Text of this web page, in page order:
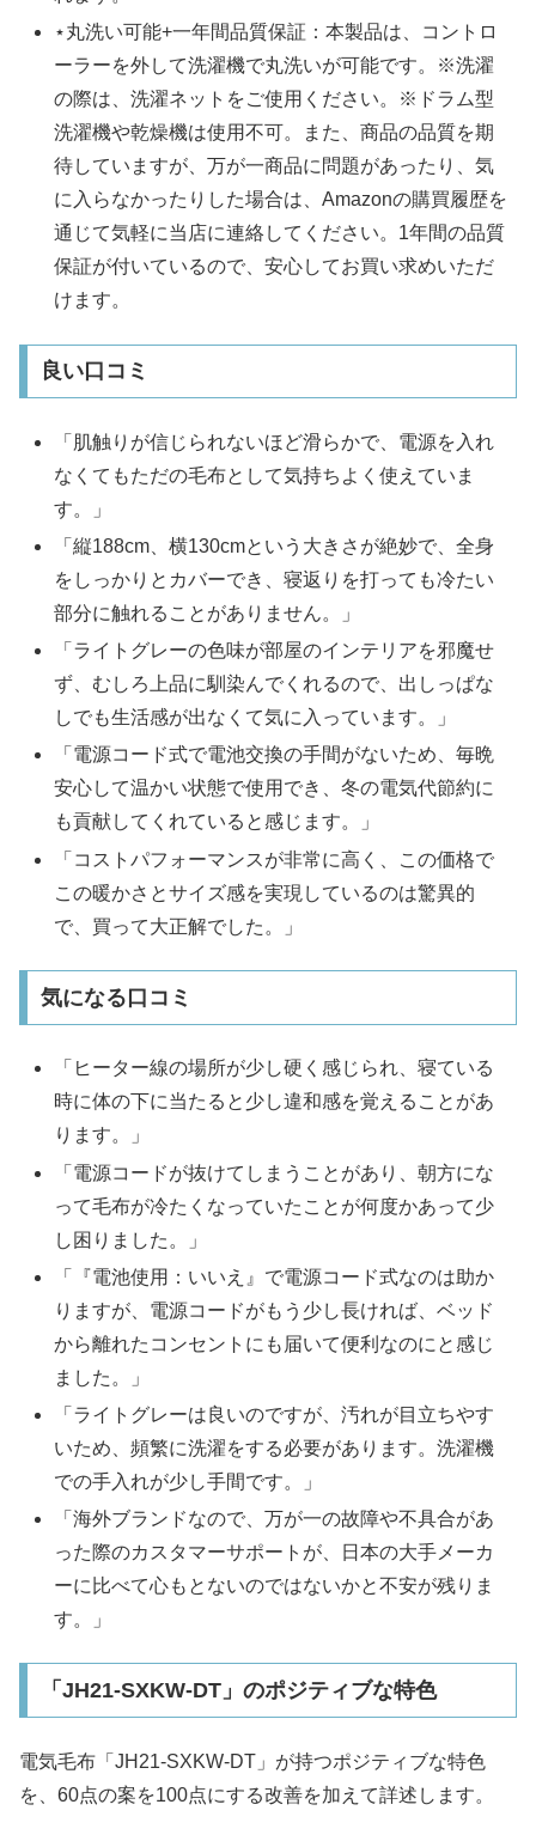
⋆丸洗い可能+一年間品質保証：本製品は、コントロ
ーラーを外して洗濯機で丸洗いが可能です。※洗濯
の際は、洗濯ネットをご使用ください。※ドラム型
洗濯機や乾燥機は使用不可。また、商品の品質を期
待していますが、万が一商品に問題があったり、気
に入らなかったりした場合は、Amazonの購買履歴を
通じて気軽に当店に連絡してください。1年間の品質
保証が付いているので、安心してお買い求めいただ
けます。
良い口コミ
「肌触りが信じられないほど滑らかで、電源を入れ
なくてもただの毛布として気持ちよく使えていま
す。」
「縦188cm、横130cmという大きさが絶妙で、全身
をしっかりとカバーでき、寝返りを打っても冷たい
部分に触れることがありません。」
「ライトグレーの色味が部屋のインテリアを邪魔せ
ず、むしろ上品に馴染んでくれるので、出しっぱな
しでも生活感が出なくて気に入っています。」
「電源コード式で電池交換の手間がないため、毎晩
安心して温かい状態で使用でき、冬の電気代節約に
も貢献してくれていると感じます。」
「コストパフォーマンスが非常に高く、この価格で
この暖かさとサイズ感を実現しているのは驚異的
で、買って大正解でした。」
気になる口コミ
「ヒーター線の場所が少し硬く感じられ、寝ている
時に体の下に当たると少し違和感を覚えることがあ
ります。」
「電源コードが抜けてしまうことがあり、朝方にな
って毛布が冷たくなっていたことが何度かあって少
し困りました。」
「『電池使用：いいえ』で電源コード式なのは助か
りますが、電源コードがもう少し長ければ、ベッド
から離れたコンセントにも届いて便利なのにと感じ
ました。」
「ライトグレーは良いのですが、汚れが目立ちやす
いため、頻繁に洗濯をする必要があります。洗濯機
での手入れが少し手間です。」
「海外ブランドなので、万が一の故障や不具合があ
った際のカスタマーサポートが、日本の大手メーカ
ーに比べて心もとないのではないかと不安が残りま
す。」
「JH21-SXKW-DT」のポジティブな特色
電気毛布「JH21-SXKW-DT」が持つポジティブな特色
を、60点の案を100点にする改善を加えて詳述します。